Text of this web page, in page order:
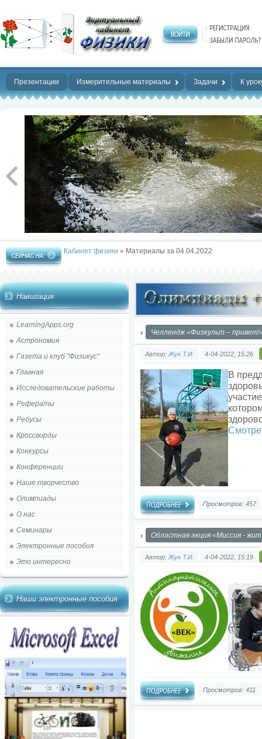
Нет предела
совершенству!
Презентации Измерительные материалы Задачи К
Кабинет физики » Материалы за 04.04.2022
Навигация
LearningApps.org
Астрономия
Газета и клуб "Физикус"
Главная
Исследовательские работы
Рефераты
Ребусы
Кроссворды
Конкурсы
Конференции
Наше творчество
Олимпиады
О нас
Семинары
Электронные пособия
Это интересно
Наши электронные пособия
Челлендж «Физкульт –
Автор: Жук Т.И. 4-04-2022, 15:26
В
Просмотров: 457
Областная акция «Миссия -
Автор: Жук Т.И. 4-04-2022, 15:19
Просмотров: 411